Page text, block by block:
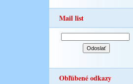
Mail list
Obľúbené odkazy